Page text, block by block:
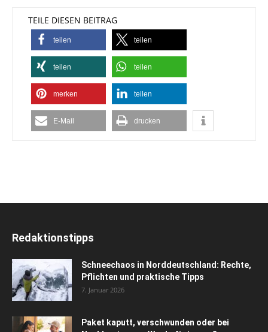
TEILE DIESEN BEITRAG
teilen teilen
teilen teilen
merken teilen
E-Mail drucken
Redaktionstipps
Schneechaos in Norddeutschland: Rechte,
Pflichten und praktische Tipps
7. Januar 2026
Paket kaputt, verschwunden oder bei